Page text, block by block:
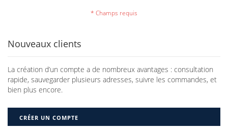
Nouveaux clients
La création d’un compte a de nombreux avantages : consultation
rapide, sauvegarder plusieurs adresses, suivre les commandes, et
bien plus encore.
CRÉER UN COMPTE